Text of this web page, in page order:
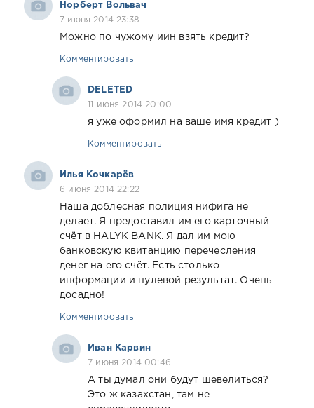
Норберт Вольвач
7 июня 2014 23:38
Можно по чужому иин взять кредит?
Комментировать
DELETED
11 июня 2014 20:00
я уже оформил на ваше имя кредит )
Комментировать
Илья Кочкарёв
6 июня 2014 22:22
Наша доблесная полиция нифига не
делает. Я предоставил им его карточный
счёт в HALYK BANK. Я дал им мою
банковскую квитанцию перечесления
денег на его счёт. Есть столько
информации и нулевой результат. Очень
досадно!
Комментировать
Иван Карвин
7 июня 2014 00:46
А ты думал они будут шевелиться?
Это ж казахстан, там не